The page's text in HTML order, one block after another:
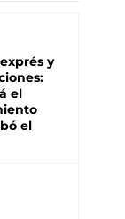
y
el
el